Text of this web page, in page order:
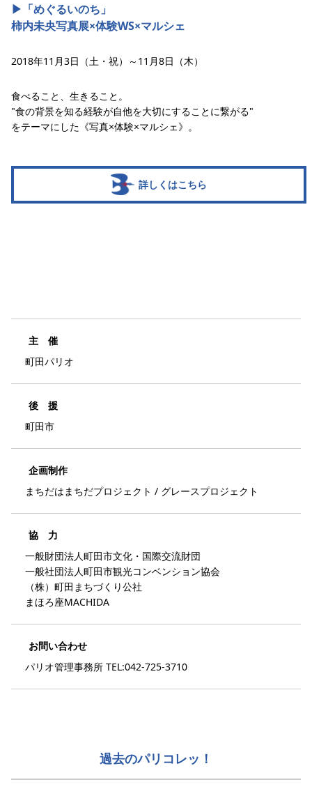
▶︎「めぐるいのち」
柿内未央写真展×体験WS×マルシェ
2018年11月3日（土・祝）～11月8日（木）
食べること、生きること。
"食の背景を知る経験が自他を大切にすることに繋がる"
をテーマにした《写真×体験×マルシェ》。
詳しくはこちら
主 催
町田パリオ
後 援
町田市
企画制作
まちだはまちだプロジェクト / グレースプロジェクト
協 力
一般財団法人町田市文化・国際交流財団
一般社団法人町田市観光コンベンション協会
（株）町田まちづくり公社
まほろ座MACHIDA
お問い合わせ
パリオ管理事務所 TEL:042-725-3710
過去のパリコレッ！